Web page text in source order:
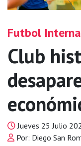
Futbol
Club
Jueves 25 Julio
Por: Diego San